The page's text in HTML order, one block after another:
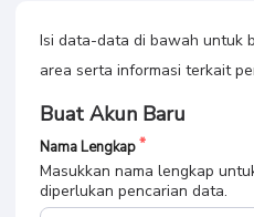
Isi data-data di bawah untuk
area serta informasi terkait
Buat Akun Baru
Nama Lengkap
Masukkan nama lengkap
diperlukan pencarian data.